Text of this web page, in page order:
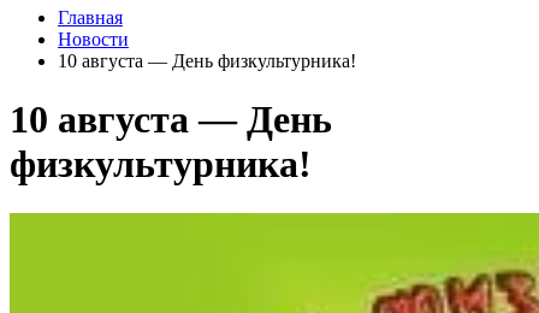
Главная
Новости
10 августа — День физкультурника!
10 августа — День
физкультурника!